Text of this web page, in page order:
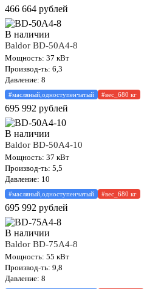
466 664 рублей
В наличии
Baldor BD-50A4-8
Мощность: 37 кВт
Производ-ть: 6,3
Давление: 8
#масляный,одноступенчатый #вес_680 кг
695 992 рублей
В наличии
Baldor BD-50A4-10
Мощность: 37 кВт
Производ-ть: 5,5
Давление: 10
#масляный,одноступенчатый #вес_680 кг
695 992 рублей
В наличии
Baldor BD-75A4-8
Мощность: 55 кВт
Производ-ть: 9,8
Давление: 8